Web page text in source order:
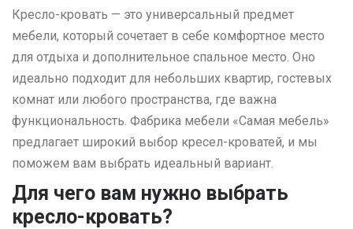
Кресло-кровать — это универсальный предмет
мебели, который сочетает в себе комфортное место
для отдыха и дополнительное спальное место. Оно
идеально подходит для небольших квартир, гостевых
комнат или любого пространства, где важна
функциональность. Фабрика мебели «Самая мебель»
предлагает широкий выбор кресел-кроватей, и мы
поможем вам выбрать идеальный вариант.
Для чего вам нужно выбрать
кресло-кровать?